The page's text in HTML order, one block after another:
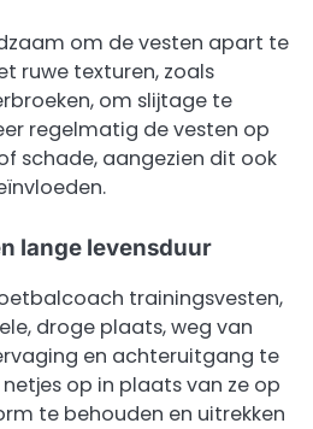
om de vesten apart te
ruwe texturen, zoals
om slijtage te
regelmatig de vesten op
schade, aangezien dit ook
lange levensduur
trainingsvesten,
droge plaats, weg van
en achteruitgang te
op in plaats van ze op
te behouden en uitrekken